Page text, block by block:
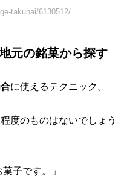
takuhai/6130512/
元の銘菓から探す
に使えるテクニック。
度のものはないでしょう
子です。」